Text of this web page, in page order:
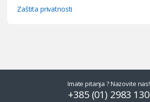
Zaštita privatnosti
Imate pitanja ? Nazovite nas!
+385 (01) 2983 130